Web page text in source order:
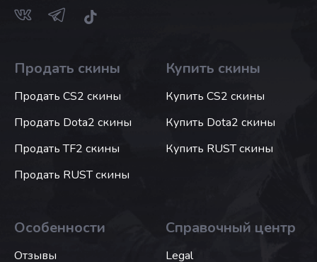
Продать скины
Продать CS2 скины
Продать Dota2 скины
Продать TF2 скины
Продать RUST скины
Купить скины
Купить CS2 скины
Купить Dota2 скины
Купить RUST скины
Особенности
Отзывы
Справочный центр
Legal